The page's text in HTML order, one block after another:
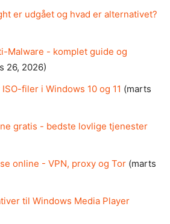
er udgået og hvad er alternativet?
Malware - komplet guide og
26, 2026)
filer i Windows 10 og 11 (marts
gratis - bedste lovlige tjenester
online - VPN, proxy og Tor (marts
til Windows Media Player